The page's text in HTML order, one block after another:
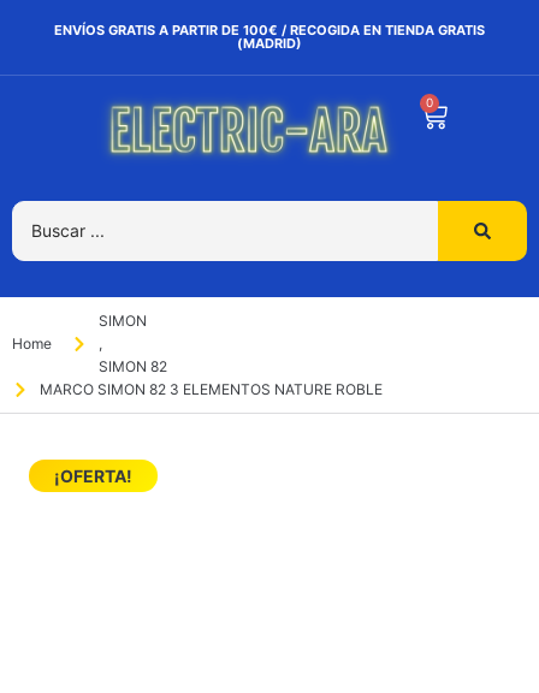
ENVÍOS GRATIS A PARTIR DE 100€ / RECOGIDA EN TIENDA GRATIS
(MADRID)
0
Home
SIMON
,
SIMON 82
MARCO SIMON 82 3 ELEMENTOS NATURE ROBLE
¡OFERTA!